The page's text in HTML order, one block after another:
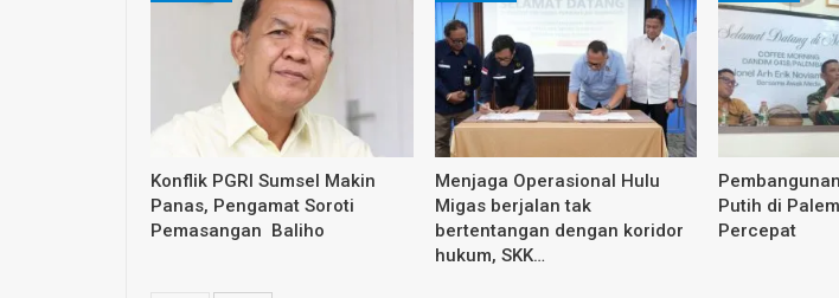
Konflik PGRI Sumsel Makin
Panas, Pengamat Soroti
Pemasangan Baliho
Menjaga Operasional Hulu
Migas berjalan tak
bertentangan dengan koridor
hukum, SKK…
Putih di
Percepat